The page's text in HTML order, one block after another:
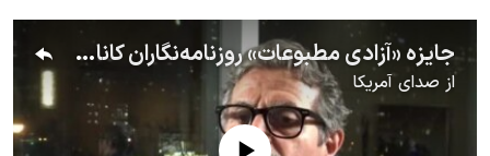
جایزه «آزادی مطبوعات» روزنامه‌نگاران کانادا به نیلوفر حامدی و الهه محمدی به دلیل شجاعت و حقیقت‌گویی در گزارش‌دهی اعطا می‌شود
از صدای آمریکا
No media source currently available